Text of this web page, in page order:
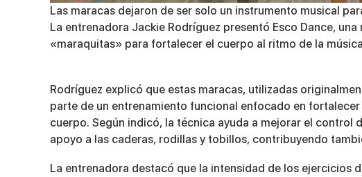
0
of
6
minutes,
26
Las maracas dejaron de ser solo un instrumento musical
La entrenadora Jackie Rodríguez presentó Esco Dance,
«maraquitas» para fortalecer el cuerpo al ritmo de la
Rodríguez explicó que estas maracas, utilizadas
parte de un entrenamiento funcional enfocado en
cuerpo. Según indicó, la técnica ayuda a mejorar el control
apoyo a las caderas, rodillas y tobillos, contribuyendo
La entrenadora destacó que la intensidad de los ejercicios